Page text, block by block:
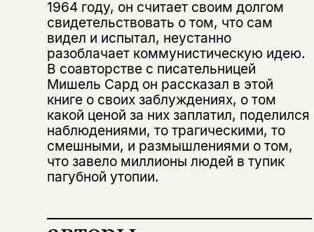
1964 году, он считает своим долгом
свидетельствовать о том, что сам
видел и испытал, неустанно
разоблачает коммунистическую идею.
В соавторстве с писательницей
Мишель Сард он рассказал в этой
книге о своих заблуждениях, о том
какой ценой за них заплатил, поделился
наблюдениями, то трагическими, то
смешными, и размышлениями о том,
что завело миллионы людей в тупик
пагубной утопии.